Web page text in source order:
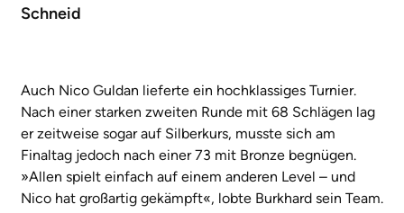
Schneid
Auch Nico Guldan lieferte ein hochklassiges Turnier.
Nach einer starken zweiten Runde mit 68 Schlägen lag
er zeitweise sogar auf Silberkurs, musste sich am
Finaltag jedoch nach einer 73 mit Bronze begnügen.
»Allen spielt einfach auf einem anderen Level – und
Nico hat großartig gekämpft«, lobte Burkhard sein Team.